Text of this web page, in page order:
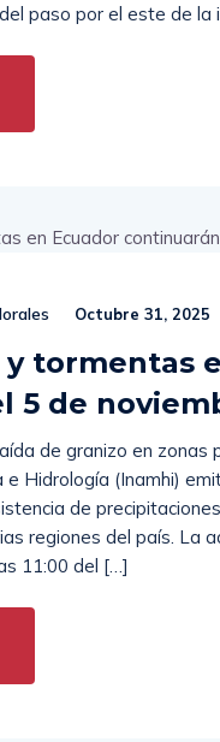
paso por el este de la
Octubre 31, 2025
y tormentas
5 de
de granizo en zonas
Hidrología (Inamhi)
de
regiones del país. La
11:00 del […]